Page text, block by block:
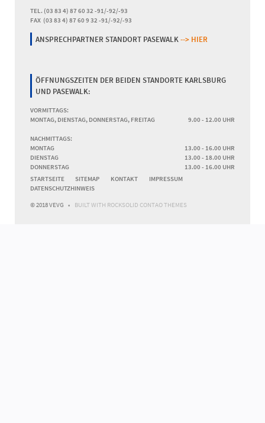
TEL. (03 83 4) 87 60 32 -91/-92/-93
FAX (03 83 4) 87 60 9 32 -91/-92/-93
ANSPRECHPARTNER STANDORT PASEWALK--> HIER
ÖFFNUNGSZEITEN DER BEIDEN STANDORTE KARLSBURG
UND PASEWALK:
VORMITTAGS:
MONTAG, DIENSTAG, DONNERSTAG, FREITAG
9.00 - 12.00 UHR
NACHMITTAGS:
MONTAG
13.00 - 16.00 UHR
DIENSTAG
13.00 - 18.00 UHR
DONNERSTAG
13.00 - 16.00 UHR
NAVIGATION
ÜBERSPRINGEN
STARTSEITE SITEMAP KONTAKT
IMPRESSUM
DATENSCHUTZHINWEIS
© 2018 VEVG
BUILT WITH ROCKSOLID CONTAO THEMES